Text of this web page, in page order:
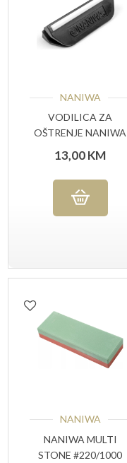
NANIWA
VODILICA ZA
OŠTRENJE NANIWA
13,00KM
NANIWA
NANIWA MULTI
STONE #220/1000